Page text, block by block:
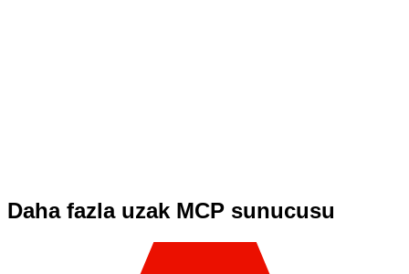
Daha fazla uzak MCP sunucusu